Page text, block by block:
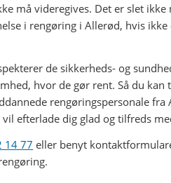
må videregives. Det er slet ikke
i rengøring i Allerød, hvis ikke
de sikkerheds- og
hvor de gør rent. Så du kan
rengøringspersonale fra
efterlade dig glad og tilfreds
14 77 eller benyt